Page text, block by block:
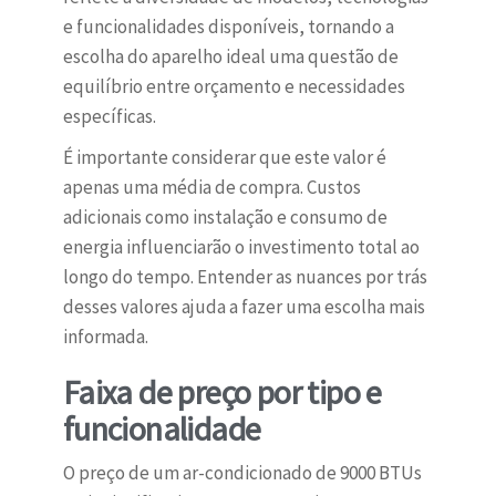
e funcionalidades disponíveis, tornando a
escolha do aparelho ideal uma questão de
equilíbrio entre orçamento e necessidades
específicas.
É importante considerar que este valor é
apenas uma média de compra. Custos
adicionais como instalação e consumo de
energia influenciarão o investimento total ao
longo do tempo. Entender as nuances por trás
desses valores ajuda a fazer uma escolha mais
informada.
Faixa de preço por tipo e
funcionalidade
O preço de um ar-condicionado de 9000 BTUs